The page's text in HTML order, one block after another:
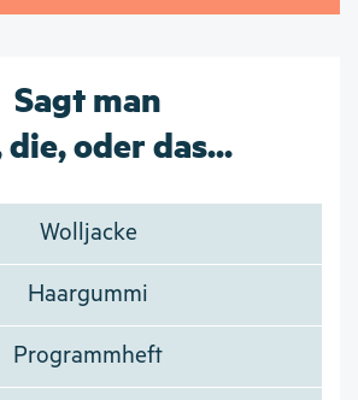
Sagt man
die, oder das...
Wolljacke
Haargummi
Programmheft